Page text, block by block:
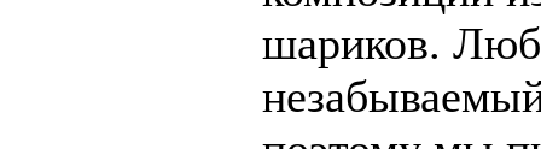
шариков.